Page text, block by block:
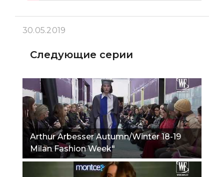
30.05.2019
Следующие серии
Arthur Arbesser Autumn/Winter 18-19
Milan Fashion Week"